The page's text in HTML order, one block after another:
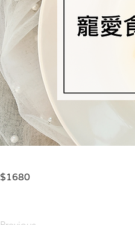
$1680